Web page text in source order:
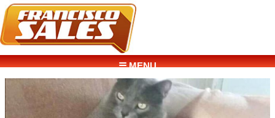
☰ MENU